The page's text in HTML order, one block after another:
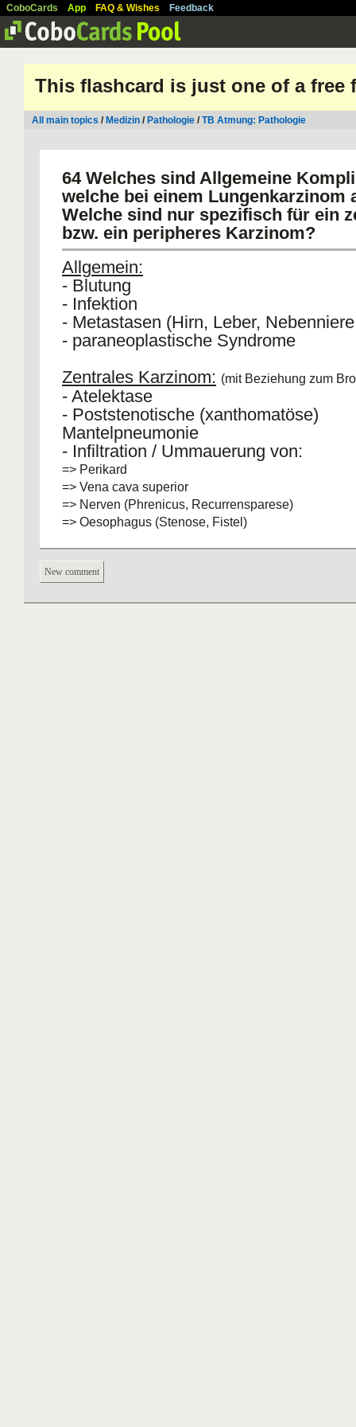
CoboCards App FAQ & Wishes Feedback
This flashcard is just one of a free
All main topics / Medizin / Pathologie /TB Atmung: Pathologie
64 Welches sind Allgemeine
welche bei einem Lungenkarzinom
Welche sind nur spezifisch für ein
bzw. ein peripheres Karzinom?
Allgemein:
- Blutung
- Infektion
- Metastasen (Hirn, Leber,
- paraneoplastische Syndrome
Zentrales Karzinom: (mit Beziehung zum
- Atelektase
- Poststenotische (xanthomatöse)
Mantelpneumonie
- Infiltration / Ummauerung von:
=> Perikard
=> Vena cava superior
=> Nerven (Phrenicus, Recurrensparese)
=> Oesophagus (Stenose, Fistel)
Periphere Karzinome
- Pleurabefall, -erguss
New comment